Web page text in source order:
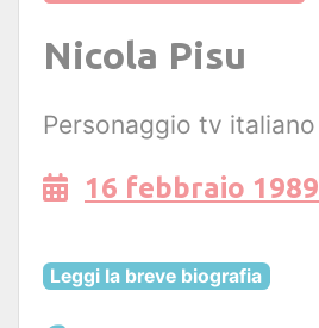
Nicola Pisu
Personaggio tv italiano
16 febbraio 1989
Leggi la breve biografia